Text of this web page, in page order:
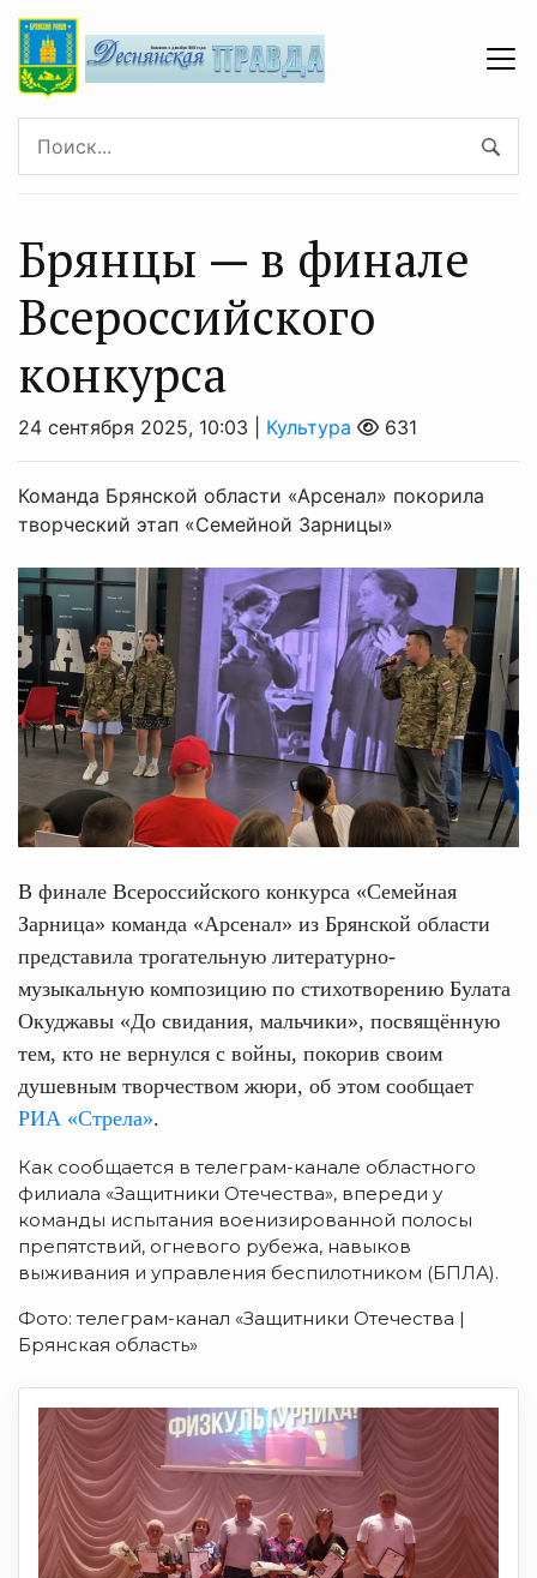
Брянцы — в финале
Всероссийского
конкурса
24 сентября 2025, 10:03 | Культура 631
Команда Брянской области «Арсенал» покорила
творческий этап «Семейной Зарницы»
В финале Всероссийского конкурса «Семейная
Зарница» команда «Арсенал» из Брянской области
представила трогательную литературно-
музыкальную композицию по стихотворению Булата
Окуджавы «До свидания, мальчики», посвящённую
тем, кто не вернулся с войны, покорив своим
душевным творчеством жюри, об этом сообщает
РИА «Стрела».
Как сообщается в телеграм-канале областного
филиала «Защитники Отечества», впереди у
команды испытания военизированной полосы
препятствий, огневого рубежа, навыков
выживания и управления беспилотником (БПЛА).
Фото: телеграм-канал «Защитники Отечества |
Брянская область»